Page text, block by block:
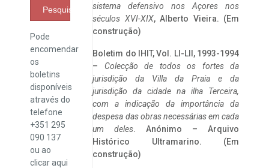
Pesquisar
Pode
encomendar
os
boletins
disponíveis
através do
telefone
+351 295
090 137
ou ao
clicaraqui
sistema defensivo nos Açores nos
séculos XVI-XIX, Alberto Vieira. (Em
construção)
Boletim do IHIT, Vol. LI-LII, 1993-1994
– Colecção de todos os fortes da
jurisdição da Villa da Praia e da
jurisdição da cidade na ilha Terceira,
com a indicação da importância da
despesa das obras necessárias em cada
um deles. Anónimo – Arquivo
Histórico Ultramarino. (Em
construção)